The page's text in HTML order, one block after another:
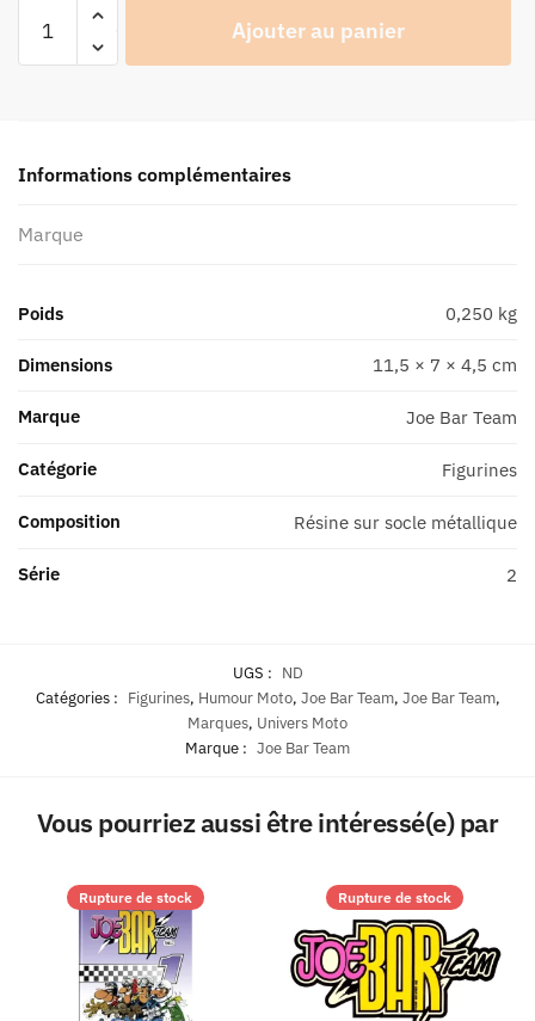
Figurine
MV
750S
Série
Ajouter au panier
Informations complémentaires
Marque
Poids 0,250 kg
Dimensions 11,5 × 7 × 4,5 cm
Marque Joe Bar Team
Catégorie Figurines
Composition Résine sur socle métallique
Série 2
UGS : ND
Catégories : Figurines, Humour Moto, Joe Bar Team, Joe Bar Team,
Marques, Univers Moto
Marque : Joe Bar Team
Vous pourriez aussi être intéressé(e) par
Rupture de stock Rupture de stock